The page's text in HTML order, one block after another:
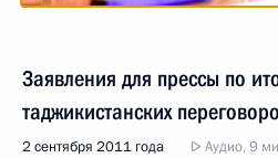
Заявления для прессы по
таджикистанских
2 сентября 2011 года Аудио, 9